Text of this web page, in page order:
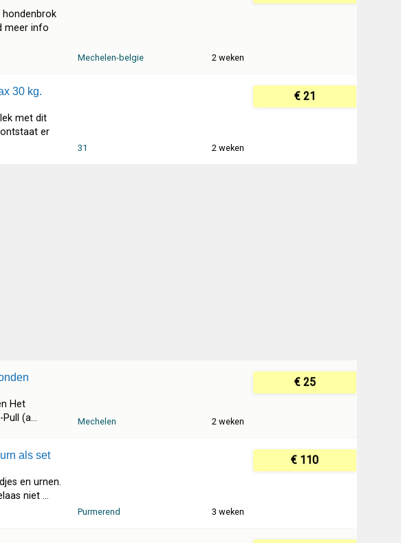
hondenbrok
meer info
Mechelen-belgie 2 weken
30 kg.
met dit
er
€ 21
31 2 weken
Het
(a...
€ 25
Mechelen 2 weken
als set
en urnen.
niet ...
€ 110
Purmerend 3 weken